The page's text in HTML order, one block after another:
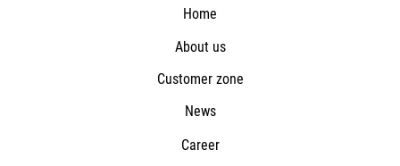
Home
About us
Customer zone
News
Career